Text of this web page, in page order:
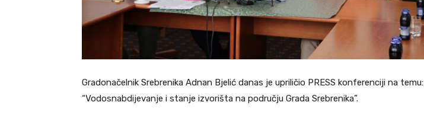
Gradonačelnik Srebrenika Adnan Bjelić danas je upriličio PRESS konferenciji na temu:
“Vodosnabdijevanje i stanje izvorišta na području Grada Srebrenika”.